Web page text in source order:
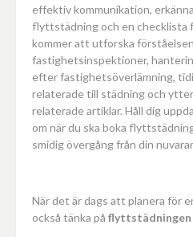
effektiv kommunikation,
flyttstädning och en checklista
kommer att utforska
fastighetsinspektioner,
efter fastighetsöverlämning,
relaterade till städning och
relaterade artiklar. Håll dig
om när du ska boka
smidig övergång från din
När det är dags att planera för
också tänka på flyttstädningen